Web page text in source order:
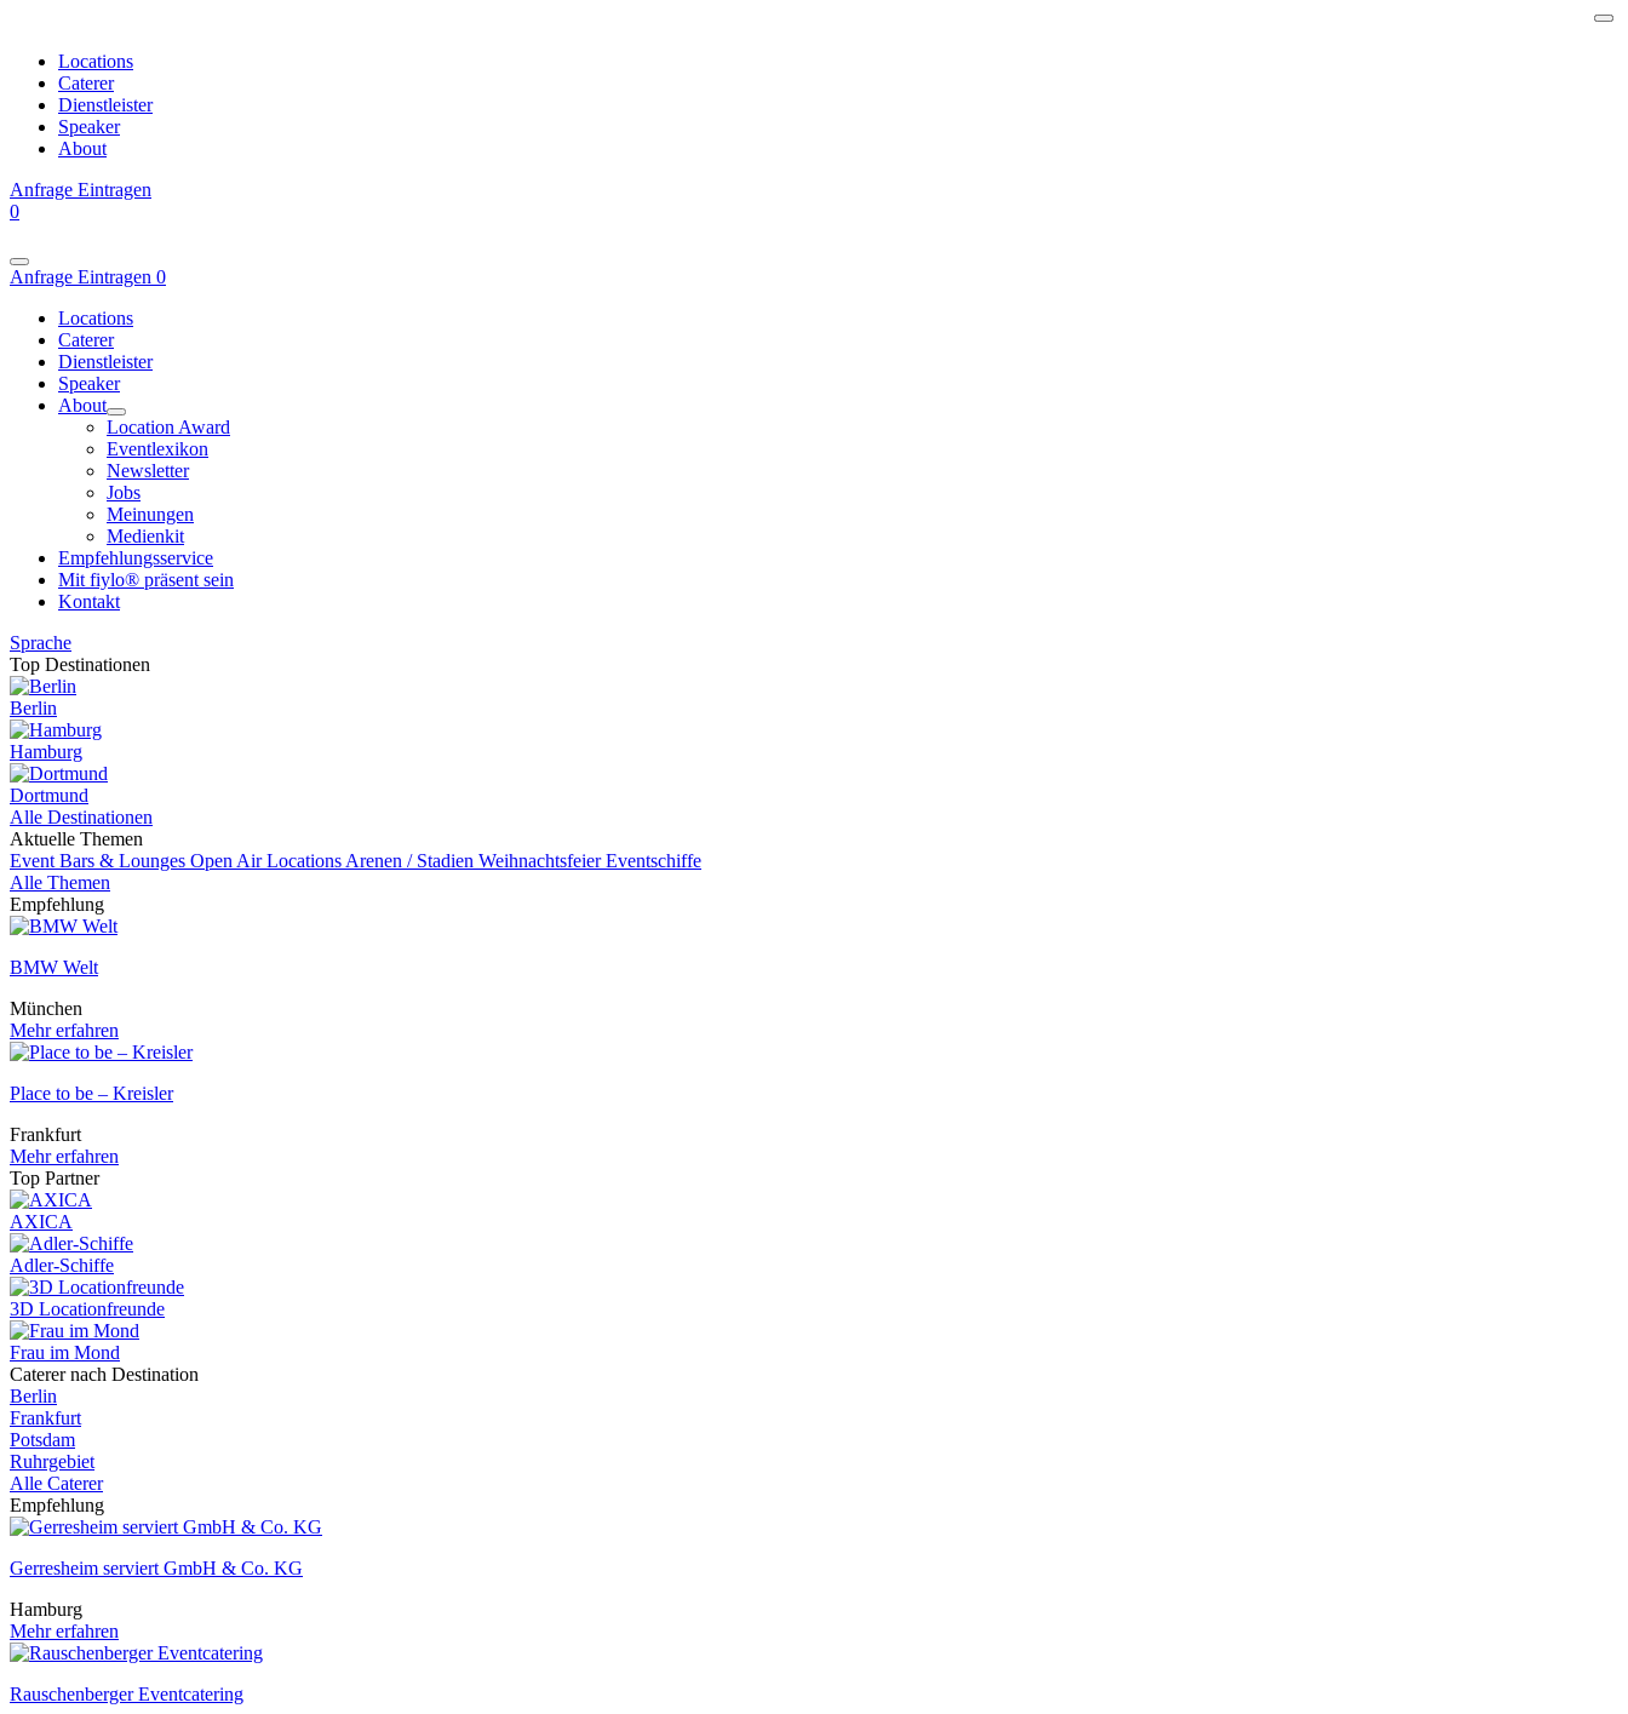
Locations
Caterer
Dienstleister
Speaker
About
Anfrage Eintragen
0
Anfrage Eintragen 0
Locations
Caterer
Dienstleister
Speaker
About
Location Award
Eventlexikon
Newsletter
Jobs
Meinungen
Medienkit
Empfehlungsservice
Mit fiylo® präsent sein
Kontakt
Sprache
Top Destinationen
Berlin
Hamburg
Dortmund
Alle Destinationen
Aktuelle Themen
Event Bars & Lounges Open Air Locations Arenen / Stadien WeihnachtsfeierEventschiffe
Alle Themen
Empfehlung
BMW Welt
München
Mehr erfahren
Place to be – Kreisler
Frankfurt
Mehr erfahren
Top Partner
AXICA
Adler-Schiffe
3D Locationfreunde
Frau im Mond
Caterer nach Destination
Berlin
Frankfurt
Potsdam
Ruhrgebiet
Alle Caterer
Empfehlung
Gerresheim serviert GmbH & Co. KG
Hamburg
Mehr erfahren
Rauschenberger Eventcatering